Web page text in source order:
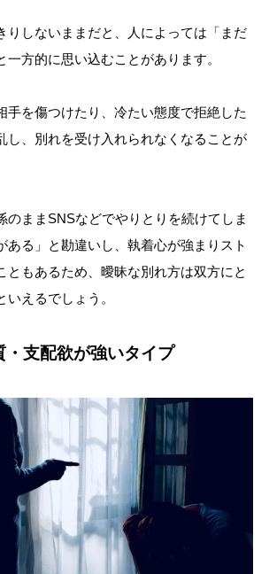
りしないままだと、人によっては「まだ
一方的に思い込むことがあります。
手を傷つけたり、冷たい態度で拒絶した
し、別れを受け入れられなくなることが
のままSNSなどでやりとりを続けてしま
ある」と勘違いし、執着心が強まりスト
ともあるため、曖昧な別れ方は双方にと
いえるでしょう。
・支配欲が強いタイプ